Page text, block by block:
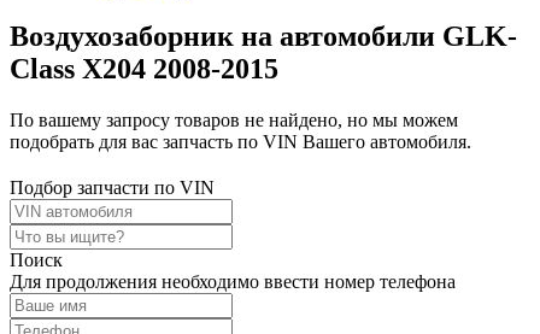
Воздухозаборник на автомобили GLK-
Class X204 2008-2015
По вашему запросу товаров не найдено, но мы можем
подобрать для вас запчасть по VIN Вашего автомобиля.
Подбор запчасти по VIN
Поиск
Для продолжения необходимо ввести номер телефона